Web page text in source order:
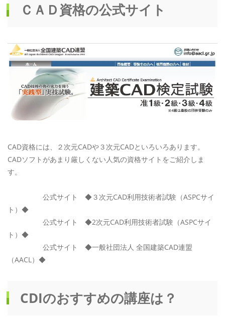
ＣＡＤ資格の公式サイト
CAD資格には、２次元CADや３次元CADといろいろあります。
CADソフトがあまり厳しくない人気の資格サイトをご紹介しま
す。
公式サイト ◆３次元CAD利用技術者試験（ASPCサイ
ト）◆
公式サイト ◆2次元CAD利用技術者試験（ASPCサイ
ト）◆
公式サイト ◆一般社団法人 全国建築CAD連盟
（AACL）◆
CDIのおすすめの講座は？